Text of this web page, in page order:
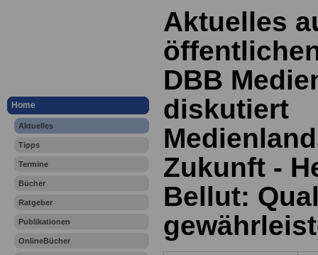
Home
Aktuelles
Tipps
Termine
Bücher
Ratgeber
Publikationen
OnlineBücher
Aktuelles
DBB
diskutiert
Zukunft -
Bellut: